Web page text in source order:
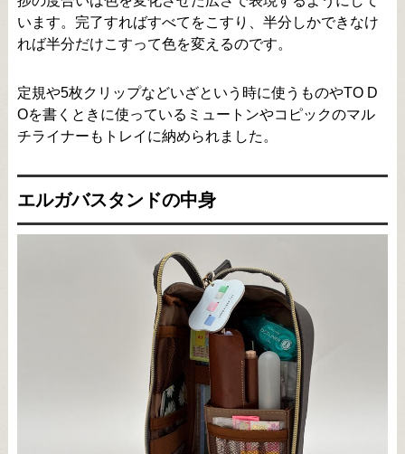
います。完了すればすべてをこすり、半分しかできなけ
れば半分だけこすって色を変えるのです。
定規や5枚クリップなどいざという時に使うものやTO D
Oを書くときに使っているミュートンやコピックのマル
チライナーもトレイに納められました。
エルガバスタンドの中身